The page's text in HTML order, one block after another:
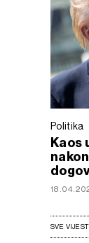
Politika
Kaos
SVE